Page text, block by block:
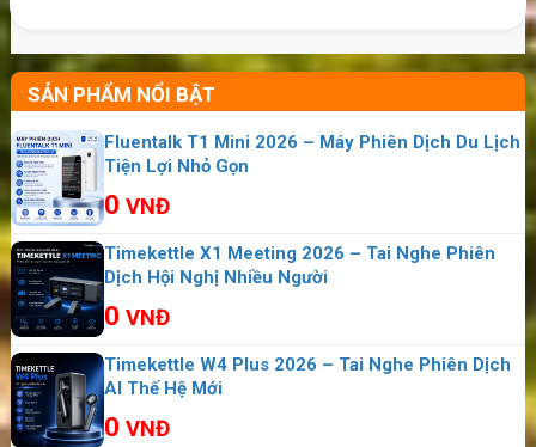
Sim Mexico – Sim 4G/5G Du Lịch Mexico
Sim Nicaragua – ESim Nicaragua – ESim Nicaragua
– Sim 4G/5G Du Lịch Nicaragua
Sim Ba Lan – ESim Ba Lan – Sim 4G/5G Du Lịch Ba
Lan
Một ngày ở Isle of Man, bạn có thể ghé thăm
các khu di tích lịch sử như lâu đài Peel của
người Viking, ăn sò điệp và sưu tầm các tem
bưu chính phiên bản đặc biệt.
Đảo Man, cũng được gọi ngắn là Mann, là một
vùng đất tự trị, lãnh thổ phụ thuộc của Hoàng
SẢN PHẨM NỔI BẬT
Fluentalk T1 Mini 2026 – Máy Phiên Dịch Du Lịch
Tiện Lợi Nhỏ Gọn
0 VNĐ
Timekettle X1 Meeting 2026 – Tai Nghe Phiên
Dịch Hội Nghị Nhiều Người
0 VNĐ
Timekettle W4 Plus 2026 – Tai Nghe Phiên Dịch
AI Thế Hệ Mới
0 VNĐ